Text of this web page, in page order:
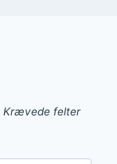
Krævede felter